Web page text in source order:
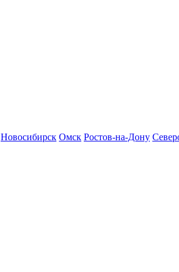
Новосибирск Омск Ростов-на-Дону